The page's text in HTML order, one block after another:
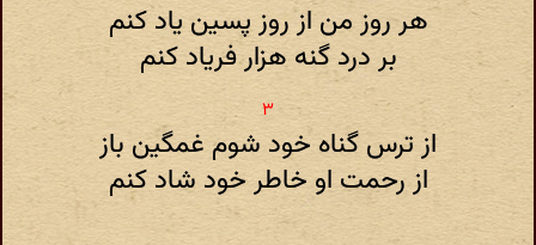
هر روز من از روز پسین یاد کنم
بر درد گنه هزار فریاد کنم
از ترس گناه خود شوم غمگین باز
از رحمت او خاطر خود شاد کنم